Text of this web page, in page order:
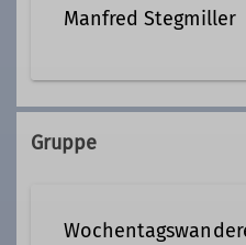
Manfred Stegmiller
08191 7719
Gruppe